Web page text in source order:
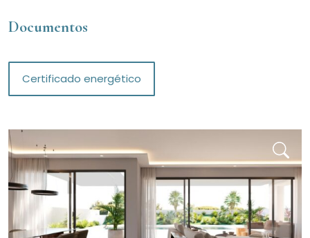
Documentos
Certificado energético